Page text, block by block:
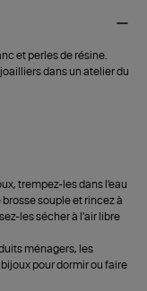
et perles de résine.
dans un atelier du
trempez-les dans l'eau
souple et rincez à
les sécher à l'air libre
ménagers, les
pour dormir ou faire